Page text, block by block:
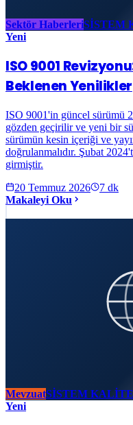
Sektör HaberleriSİSTEM
Yeni
ISO 9001
Beklenen Yenilikler
ISO 9001'in güncel sürümü
gözden geçirilir ve yeni bir
sürümün kesin içeriği ve
doğrulanmalıdır. Şubat
girmiştir.
20 Temmuz 2026
7 dk
Makaleyi Oku
MevzuatSİSTEM KALİTE
Yeni